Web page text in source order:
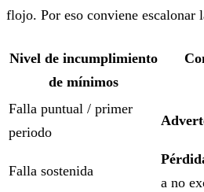
flojo. Por eso conviene escalonar
Nivel de incumplimiento
de mínimos
Falla puntual / primer
periodo
Falla sostenida
a no